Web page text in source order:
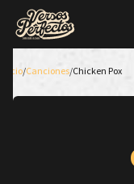
Inicio/Canciones/Chicken Pox